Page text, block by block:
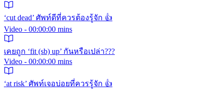
‘cut dead’ ศัพท์ดีที่ควรต้องรู้จัก 👍
Video - 00:00:00 mins
เคยถูก ‘fit (sb) up’ กันหรือเปล่า???
Video - 00:00:00 mins
‘at risk’ ศัพท์เจอบ่อยที่ควรรู้จัก 👍